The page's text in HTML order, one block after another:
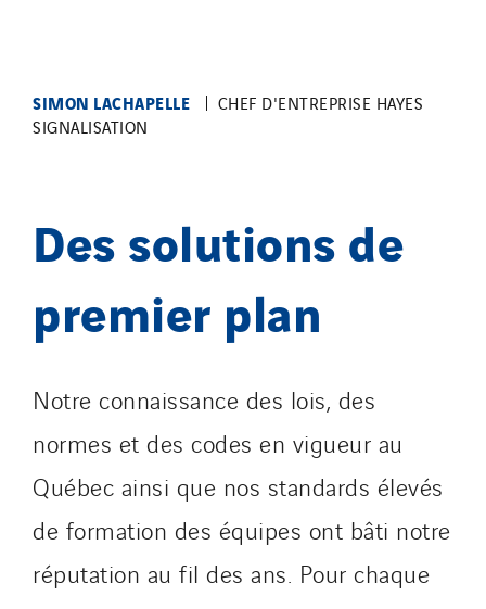
SIMON LACHAPELLE
CHEF D'ENTREPRISE HAYES
SIGNALISATION
Des solutions de
premier plan
Notre connaissance des lois, des
normes et des codes en vigueur au
Québec ainsi que nos standards élevés
de formation des équipes ont bâti notre
réputation au fil des ans. Pour chaque